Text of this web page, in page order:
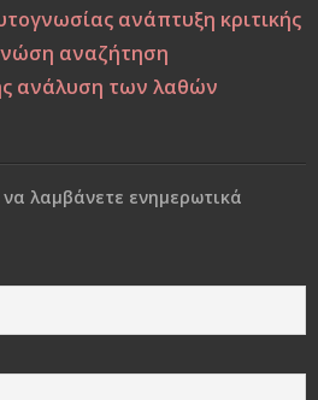
ύποπτους καιρούς
υπό το Πρίσμα του Δημήτρη
Υπαρξιακή Επανεξέταση
του παγόβουνου, οι σιωπηλές
το κακό
μας»
ανάπτυξη κριτικής
αναζήτηση
ανάλυση των λαθών
λαμβάνετε ενημερωτικά